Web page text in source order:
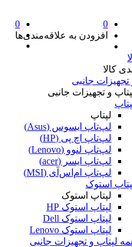
0
افزودن به علاقه‌مندی‌ها
0
کالا
تجهیزات جانبی
و تجهیزات جانبی
لپتاپ
لپ‌تاپ ایسوس (Asus)
لپ‌تاپ اچ پی (HP)
لپ‌تاپ لنوو (Lenovo)
لپ‌تاپ ایسر (acer)
لپ‌تاپ ام‌اس‌آی (MSI)
استوک
لپتاپ استوک
لپتاپ استوک HP
لپتاپ استوک Dell
لپتاپ استوک Lenovo
لپتاپ و تجهیزات جانبی